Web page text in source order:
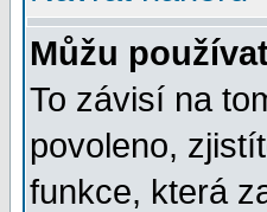
Můžu
To závisí na
povoleno,
funkce, která